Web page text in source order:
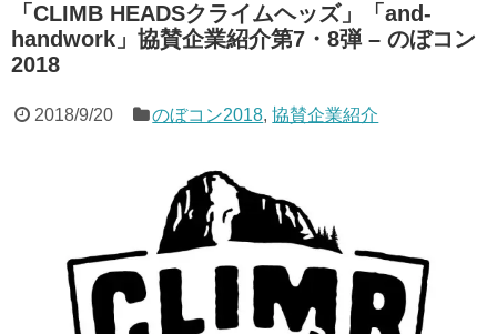
「CLIMB HEADSクライムヘッズ」「and-
handwork」協賛企業紹介第7・8弾 – のぼコン
2018
2018/9/20 のぼコン2018,協賛企業紹介